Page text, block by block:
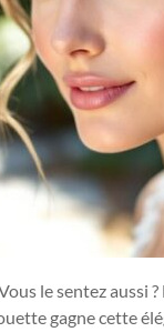
le sentez aussi
gagne cette